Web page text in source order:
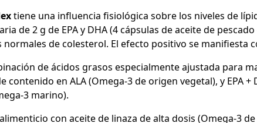
tiene una influencia fisiológica sobre los niveles de
de 2 g de EPA y DHA (4 cápsulas de aceite de
de colesterol. El efecto positivo se manifiesta
de ácidos grasos especialmente ajustada para
en ALA (Omega-3 de origen vegetal), y EPA
3 marino).
con aceite de linaza de alta dosis (Omega-3